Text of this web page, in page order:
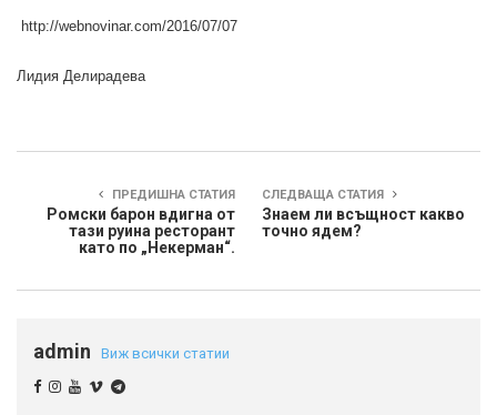
http://webnovinar.com/2016/07/07
Лидия Делирадева
ПРЕДИШНА СТАТИЯ
Ромски барон вдигна от
тази руина ресторант
като по „Некерман“.
СЛЕДВАЩА СТАТИЯ
Знаем ли всъщност какво
точно ядем?
admin Виж всички статии